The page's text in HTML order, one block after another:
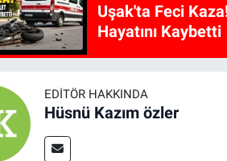
Uşak'ta Feci
Hayatını Kaybetti
EDITÖR HAKKINDA
Hüsnü Kazım özler